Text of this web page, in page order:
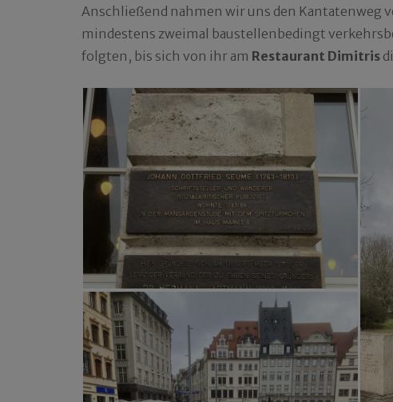
Anschließend nahmen wir uns den Kantatenweg
mindestens zweimal baustellenbedingt
folgten, bis sich von ihr am Restaurant Dimitris